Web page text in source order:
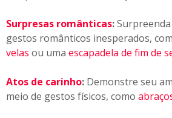
Surpresas românticas:
gestos românticos inesperados,
velas ou uma escapadela de fim de
Atos de carinho: Demonstre seu
meio de gestos físicos, como